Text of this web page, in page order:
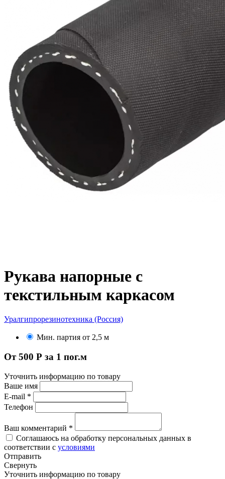
Рукава напорные с
текстильным каркасом
Уралгипрорезинотехника (Россия)
Мин. партия от 2,5 м
От 500 Р за 1 пог.м
Уточнить информацию по товару
Ваше имя
E-mail *
Телефон
Ваш комментарий *
Соглашаюсь на обработку персональных данных в
соответствии с условиями
Отправить
Свернуть
Уточнить информацию по товару